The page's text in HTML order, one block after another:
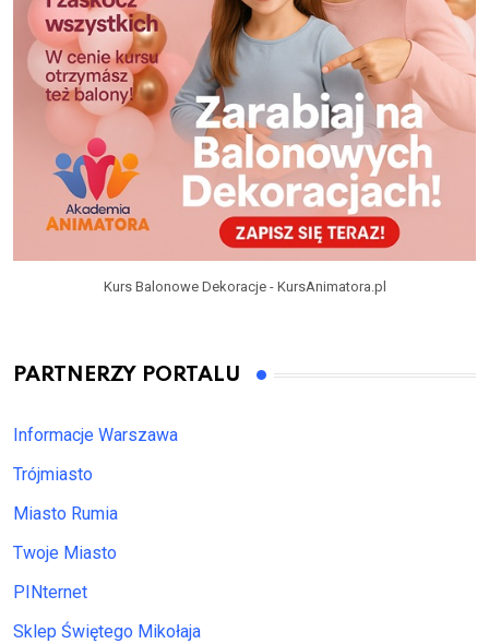
Kurs Balonowe Dekoracje - KursAnimatora.pl
PARTNERZY PORTALU
Informacje Warszawa
Trójmiasto
Miasto Rumia
Twoje Miasto
PINternet
Sklep Świętego Mikołaja